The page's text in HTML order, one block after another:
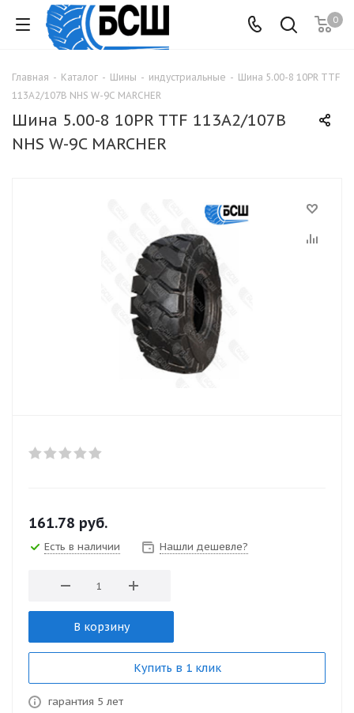
0
Главная - Каталог - Шины - индустриальные - Шина 5.00-8 10PR TTF
113A2/107B NHS W-9C MARCHER
Шина 5.00-8 10PR TTF 113A2/107B
NHS W-9C MARCHER
161.78 руб.
Есть в наличии Нашли дешевле?
В корзину
Купить в 1 клик
гарантия 5 лет